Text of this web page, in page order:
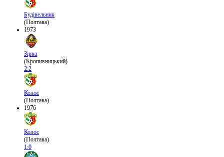
Будівельник
(Полтава)
1973
Зірка
(Кропивницький)
2:2
Колос
(Полтава)
1976
Колос
(Полтава)
1:0